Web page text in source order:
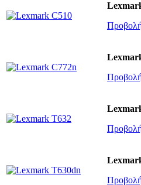
Προβολή
Προβολή
Προβολή
Προβολή